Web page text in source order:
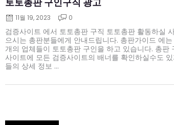
토토총판 구인구직 광고
11월 19, 2023 0
검증사이트 에서 토토총판 구직 토토총판 활동하실
으시는 총판분들에게 안내드립니다. 총판가이드 에
개의 업체들이 토토총판 구인을 하고 있습니다. 총판
사이트에 모든 검증사이트의 배너를 확인하실수도
들의 상세 정보 ...